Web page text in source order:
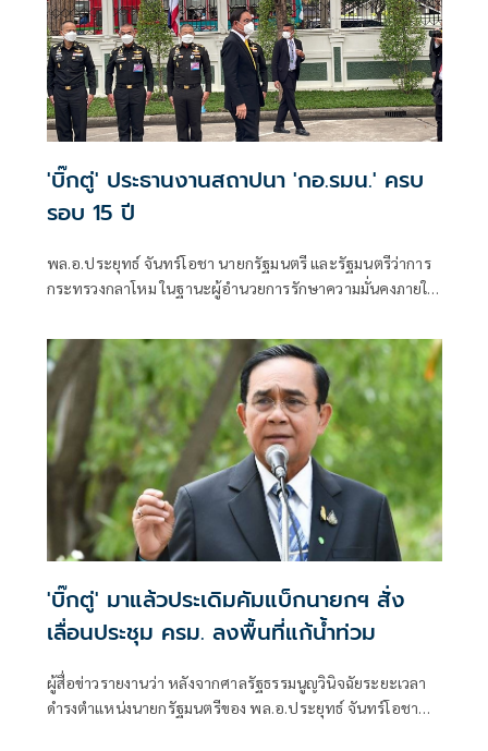
'บิ๊กตู่' ประธานงานสถาปนา 'กอ.รมน.' ครบ
รอบ 15 ปี
พล.อ.ประยุทธ์ จันทร์โอชา นายกรัฐมนตรี และรัฐมนตรีว่าการ
กระทรวงกลาโหม ในฐานะผู้อำนวยการรักษาความมั่นคงภายใน
อำนวยการรักษาความมั่นคงภายในราชอาณาจักร (กอ.รมน.)​
'บิ๊กตู่' มาแล้วประเดิมคัมแบ็กนายกฯ สั่ง
เลื่อนประชุม ครม. ลงพื้นที่แก้น้ำท่วม
ผู้สื่อข่าวรายงานว่า หลังจากศาลรัฐธรรมนูญวินิจฉัยระยะเวลา
ดำรงตำแหน่งนายกรัฐมนตรีของ พล.อ.ประยุทธ์ จันทร์โอชา